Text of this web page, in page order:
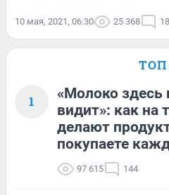
10 мая, 2021, 06:30 25 368 18
ТОП
1
«Молоко здесь
видит»: как на
делают
покупаете
97 615 144